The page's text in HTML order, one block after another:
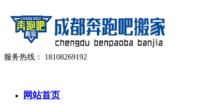
服务热线： 18108269192
网站首页